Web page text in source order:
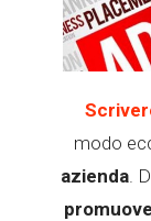
modo
azienda .